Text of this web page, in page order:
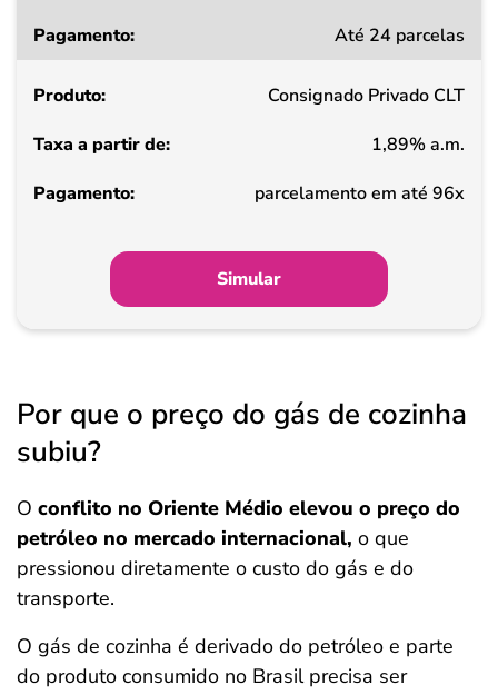
Até 24 parcelas
Consignado Privado CLT
1,89% a.m.
parcelamento em até 96x
Simular
Por que o preço do gás de cozinha
subiu?
O conflito no Oriente Médio elevou o preço do
petróleo no mercado internacional, o que
pressionou diretamente o custo do gás e do
transporte.
O gás de cozinha é derivado do petróleo e parte
do produto consumido no Brasil precisa ser